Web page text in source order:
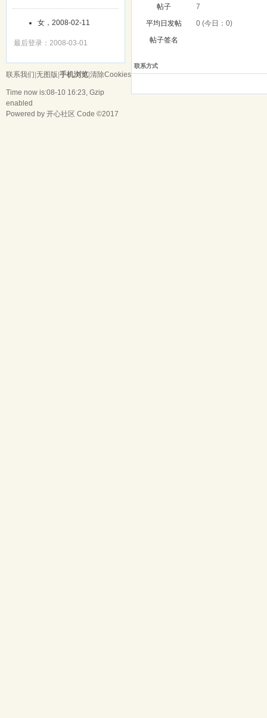
女，2008-02-11
最后登录：2008-03-01
帖子
7
平均日发帖
0 (今日：0)
帖子签名
联系方式
联系我们 无图版 手机浏览 清除Cookies
Time now is:08-10 16:23, Gzip
enabled
Powered by 开心社区 Code ©2017